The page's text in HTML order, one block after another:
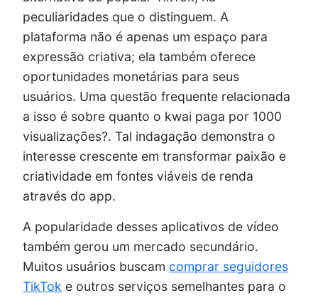
peculiaridades que o distinguem. A
plataforma não é apenas um espaço para
expressão criativa; ela também oferece
oportunidades monetárias para seus
usuários. Uma questão frequente relacionada
a isso é sobre quanto o kwai paga por 1000
visualizações?. Tal indagação demonstra o
interesse crescente em transformar paixão e
criatividade em fontes viáveis de renda
através do app.
A popularidade desses aplicativos de vídeo
também gerou um mercado secundário.
Muitos usuários buscam comprar seguidores
TikTok e outros serviços semelhantes para o